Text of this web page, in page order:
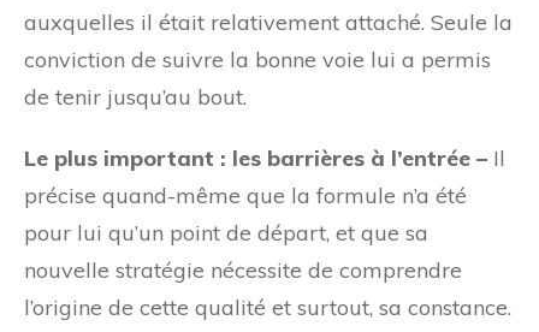
auxquelles il était relativement attaché. Seule la
conviction de suivre la bonne voie lui a permis
de tenir jusqu’au bout.
Le plus important : les barrières à l’entrée – Il
précise quand-même que la formule n’a été
pour lui qu’un point de départ, et que sa
nouvelle stratégie nécessite de comprendre
l’origine de cette qualité et surtout, sa constance.